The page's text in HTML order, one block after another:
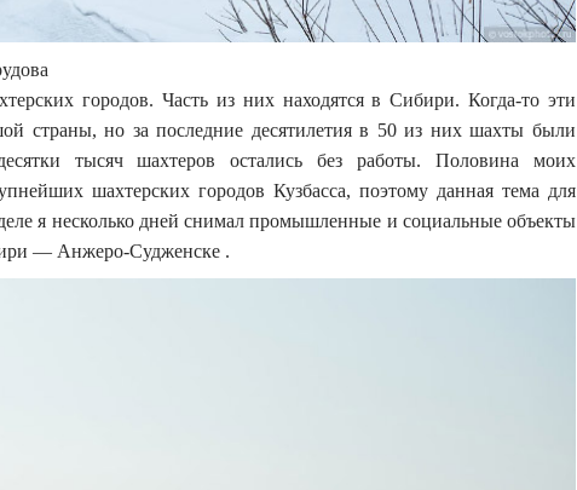
городов. Часть из них находятся в Сибири. Когда-то эти
страны, но за последние десятилетия в 50 из них шахты были
тысяч шахтеров остались без работы. Половина моих
шахтерских городов Кузбасса, поэтому данная тема для
я несколько дней снимал промышленные и социальные объекты
— Анжеро-Судженске .